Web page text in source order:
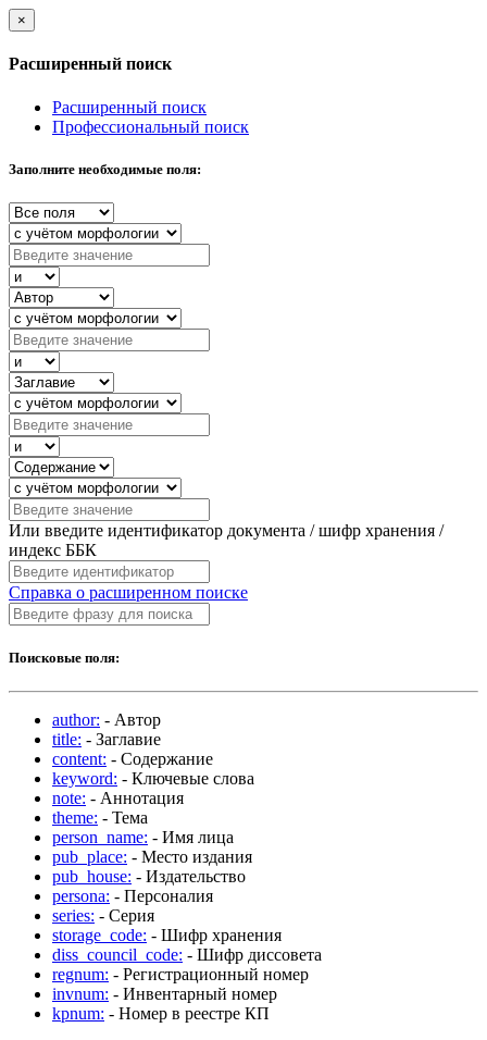
×
Расширенный поиск
Расширенный поиск
Профессиональный поиск
Заполните необходимые поля:
Или введите идентификатор документа / шифр хранения /
индекс ББК
Справка о расширенном поиске
Поисковые поля:
author: - Автор
title: - Заглавие
content: - Содержание
keyword: - Ключевые слова
note: - Аннотация
theme: - Тема
person_name: - Имя лица
pub_place: - Место издания
pub_house: - Издательство
persona: - Персоналия
series: - Серия
storage_code: - Шифр хранения
diss_council_code: - Шифр диссовета
regnum: - Регистрационный номер
invnum: - Инвентарный номер
kpnum: - Номер в реестре КП